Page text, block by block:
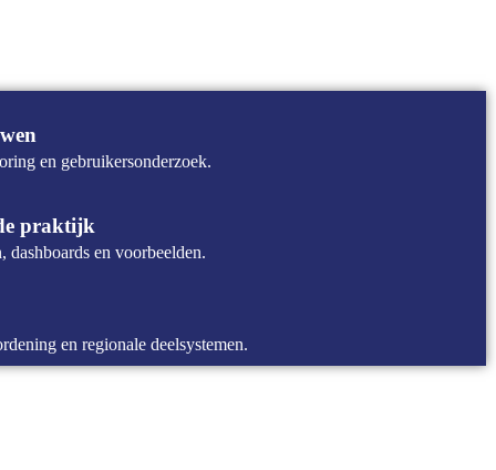
en gebruikersonderzoek.
praktijk
dashboards en voorbeelden.
en regionale deelsystemen.